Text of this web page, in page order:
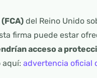
del Reino Unido
firma puede estar
acceso a
aquí: advertencia oficial